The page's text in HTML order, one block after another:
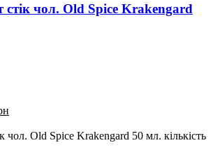
стік чол. Old Spice Krakengard
чол. Old Spice Krakengard 50 мл. кількість